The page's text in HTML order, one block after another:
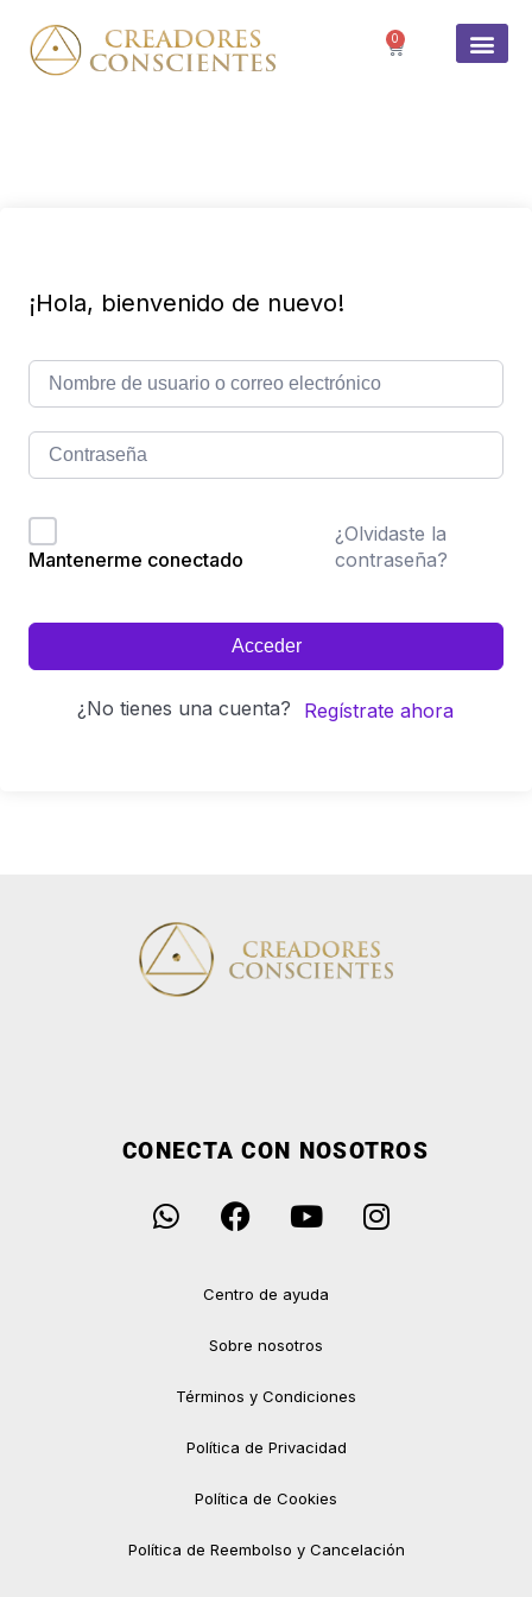
0
¡Hola, bienvenido de nuevo!
Mantenerme conectado
¿Olvidaste la
contraseña?
Acceder
¿No tienes una cuenta? Regístrate ahora
CONECTA CON NOSOTROS
Centro de ayuda
Sobre nosotros
Términos y Condiciones
Política de Privacidad
Política de Cookies
Política de Reembolso y Cancelación